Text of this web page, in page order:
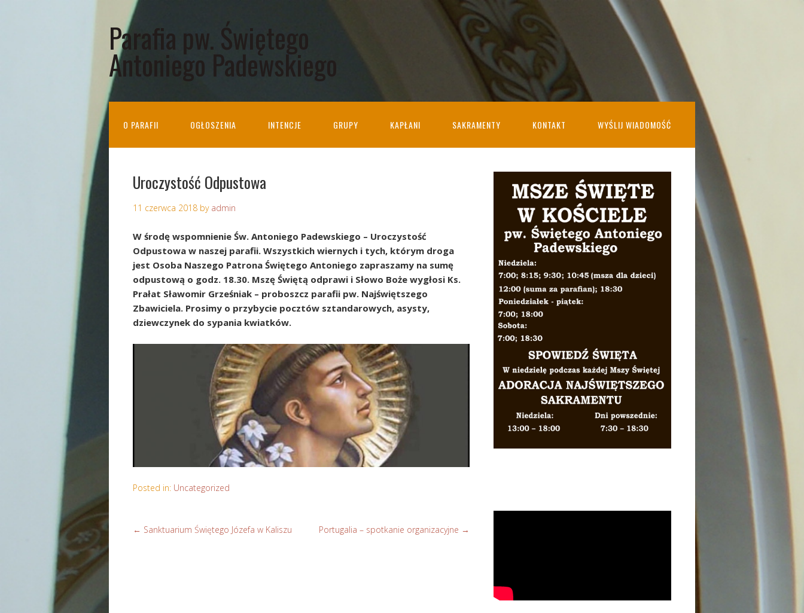
Parafia pw. Świętego
Antoniego Padewskiego
O PARAFII OGŁOSZENIA INTENCJE GRUPY KAPŁANI SAKRAMENTY KONTAKT WYŚLIJ WIADOMOŚĆ
Uroczystość Odpustowa
11 czerwca 2018 by admin
W środę wspomnienie Św. Antoniego Padewskiego – Uroczystość
Odpustowa w naszej parafii. Wszystkich wiernych i tych, którym droga
jest Osoba Naszego Patrona Świętego Antoniego zapraszamy na sumę
odpustową o godz. 18.30. Mszę Świętą odprawi i Słowo Boże wygłosi Ks.
Prałat Sławomir Grześniak – proboszcz parafii pw. Najświętszego
Zbawiciela. Prosimy o przybycie pocztów sztandarowych, asysty,
dziewczynek do sypania kwiatków.
Posted in: Uncategorized
← Sanktuarium Świętego Józefa w Kaliszu Portugalia – spotkanie organizacyjne →